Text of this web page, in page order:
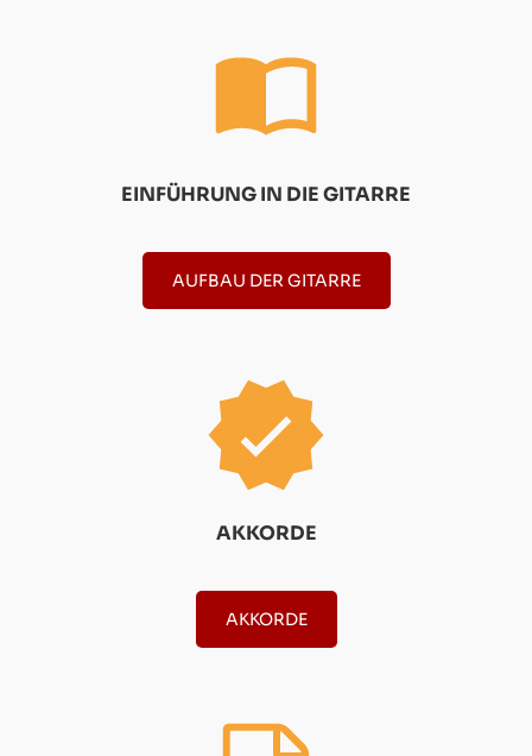
EINFÜHRUNG IN DIE GITARRE
AUFBAU DER GITARRE
AKKORDE
AKKORDE